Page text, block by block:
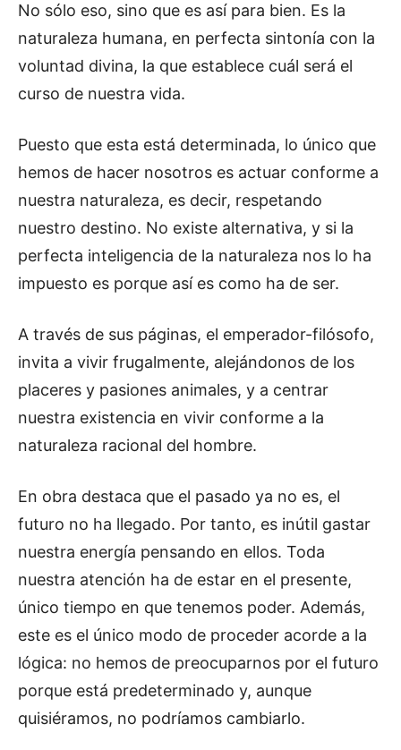
No sólo eso, sino que es así para bien. Es la
naturaleza humana, en perfecta sintonía con la
voluntad divina, la que establece cuál será el
curso de nuestra vida.
Puesto que esta está determinada, lo único que
hemos de hacer nosotros es actuar conforme a
nuestra naturaleza, es decir, respetando
nuestro destino. No existe alternativa, y si la
perfecta inteligencia de la naturaleza nos lo ha
impuesto es porque así es como ha de ser.
A través de sus páginas, el emperador-filósofo,
invita a vivir frugalmente, alejándonos de los
placeres y pasiones animales, y a centrar
nuestra existencia en vivir conforme a la
naturaleza racional del hombre.
En obra destaca que el pasado ya no es, el
futuro no ha llegado. Por tanto, es inútil gastar
nuestra energía pensando en ellos. Toda
nuestra atención ha de estar en el presente,
único tiempo en que tenemos poder. Además,
este es el único modo de proceder acorde a la
lógica: no hemos de preocuparnos por el futuro
porque está predeterminado y, aunque
quisiéramos, no podríamos cambiarlo.